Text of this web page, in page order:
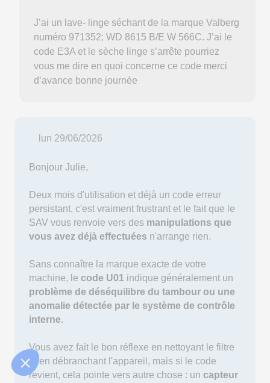
J’ai un lave- linge séchant de la marque Valberg
numéro 971352; WD 8615 B/E W 566C. J’ai le
code E3A et le sèche linge s’arrête pourriez
vous me dire en quoi concerne ce code merci
d’avance bonne journée
lun 29/06/2026
Bonjour Julie,
Deux mois d'utilisation et déjà un code erreur
persistant, c'est vraiment frustrant et le fait que le
SAV vous renvoie vers des manipulations que
vous avez déjà effectuées n'arrange rien.
Sans connaître la marque exacte de votre
machine, le code U01 indique généralement un
problème de déséquilibre du tambour ou une
anomalie détectée par le système de contrôle
interne.
Vous avez fait le bon réflexe en nettoyant le filtre
et en débranchant l'appareil, mais si le code
revient, cela pointe vers autre chose : un capteur